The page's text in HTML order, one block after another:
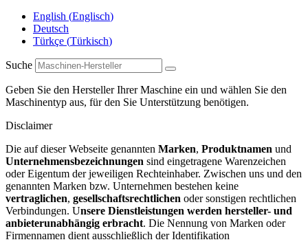
English (Englisch)
Deutsch
Türkçe (Türkisch)
Suche
Geben Sie den Hersteller Ihrer Maschine ein und wählen Sie den
Maschinentyp aus, für den Sie Unterstützung benötigen.
Disclaimer
Die auf dieser Webseite genannten Marken, Produktnamen und
Unternehmensbezeichnungen sind eingetragene Warenzeichen
oder Eigentum der jeweiligen Rechteinhaber. Zwischen uns und den
genannten Marken bzw. Unternehmen bestehen keine
vertraglichen, gesellschaftsrechtlichen oder sonstigen rechtlichen
Verbindungen. Unsere Dienstleistungen werden hersteller- und
anbieterunabhängig erbracht. Die Nennung von Marken oder
Firmennamen dient ausschließlich der Identifikation